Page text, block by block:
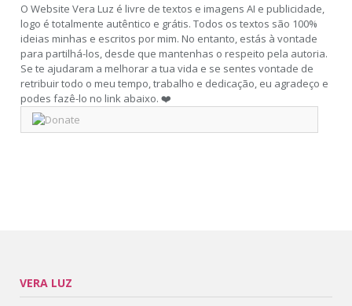
O Website Vera Luz é livre de textos e imagens AI e publicidade,
logo é totalmente autêntico e grátis. Todos os textos são 100%
ideias minhas e escritos por mim. No entanto, estás à vontade
para partilhá-los, desde que mantenhas o respeito pela autoria.
Se te ajudaram a melhorar a tua vida e se sentes vontade de
retribuir todo o meu tempo, trabalho e dedicação, eu agradeço e
podes fazê-lo no link abaixo. ❤️
VERA LUZ